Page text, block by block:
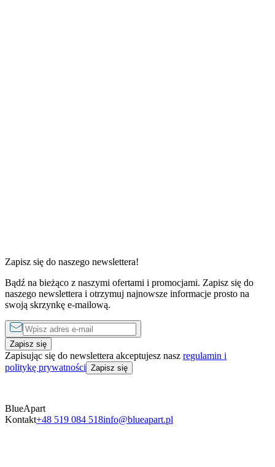
od 490 złdo1750 złza noc
Zapisz się do naszego newslettera!
Bądź na bieżąco z naszymi ofertami i promocjami. Zapisz się do
naszego newslettera i otrzymuj najnowsze informacje prosto na
swoją skrzynkę e-mailową.
Zapisz się
Zapisując się do newslettera akceptujesz nasz regulamin i
politykę prywatności Zapisz się
BlueApart
Kontakt+48 519 084 518info@blueapart.pl